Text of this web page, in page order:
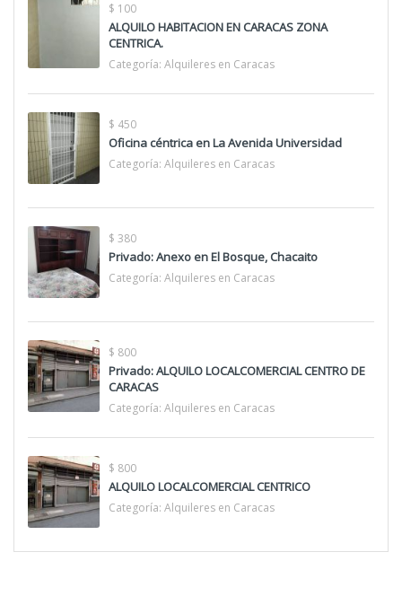
$ 100
ALQUILO HABITACION EN CARACAS ZONA
CENTRICA.
Categoría: Alquileres en Caracas
$ 450
Oficina céntrica en La Avenida Universidad
Categoría: Alquileres en Caracas
$ 380
Privado: Anexo en El Bosque, Chacaito
Categoría: Alquileres en Caracas
$ 800
Privado: ALQUILO LOCALCOMERCIAL CENTRO DE
CARACAS
Categoría: Alquileres en Caracas
$ 800
ALQUILO LOCALCOMERCIAL CENTRICO
Categoría: Alquileres en Caracas